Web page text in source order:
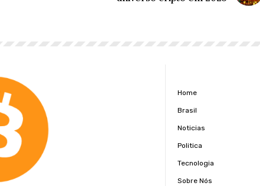
Home
Brasil
Noticias
Politica
Tecnologia
Sobre Nós